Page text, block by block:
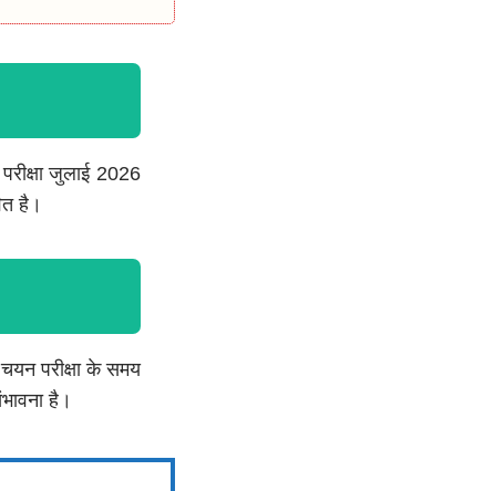
जुलाई 2026
है।
परीक्षा के समय
है।